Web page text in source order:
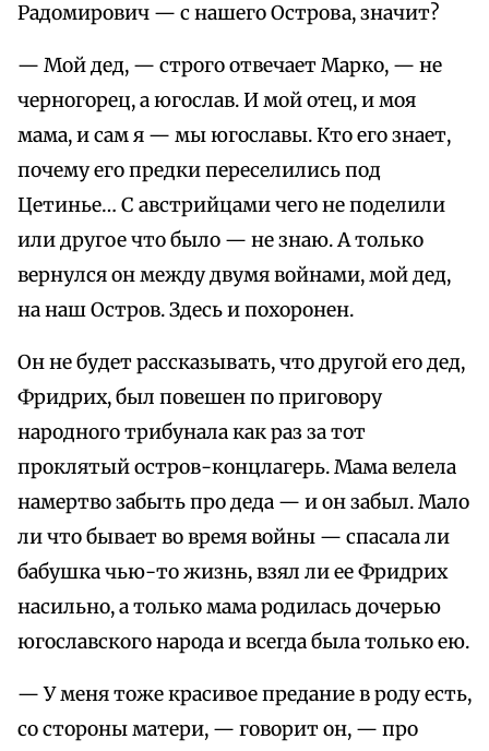
Радомирович — с нашего Острова, значит?
— Мой дед, — строго отвечает Марко, — не
черногорец, а югослав. И мой отец, и моя
мама, и сам я — мы югославы. Кто его знает,
почему его предки переселились под
Цетинье… С австрийцами чего не поделили
или другое что было — не знаю. А только
вернулся он между двумя войнами, мой дед,
на наш Остров. Здесь и похоронен.
Он не будет рассказывать, что другой его дед,
Фридрих, был повешен по приговору
народного трибунала как раз за тот
проклятый остров-концлагерь. Мама велела
намертво забыть про деда — и он забыл. Мало
ли что бывает во время войны — спасала ли
бабушка чью-то жизнь, взял ли ее Фридрих
насильно, а только мама родилась дочерью
югославского народа и всегда была только ею.
— У меня тоже красивое предание в роду есть,
со стороны матери, — говорит он, — про